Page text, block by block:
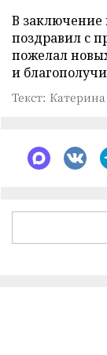
В заключение
поздравил с
пожелал
и
Текст: